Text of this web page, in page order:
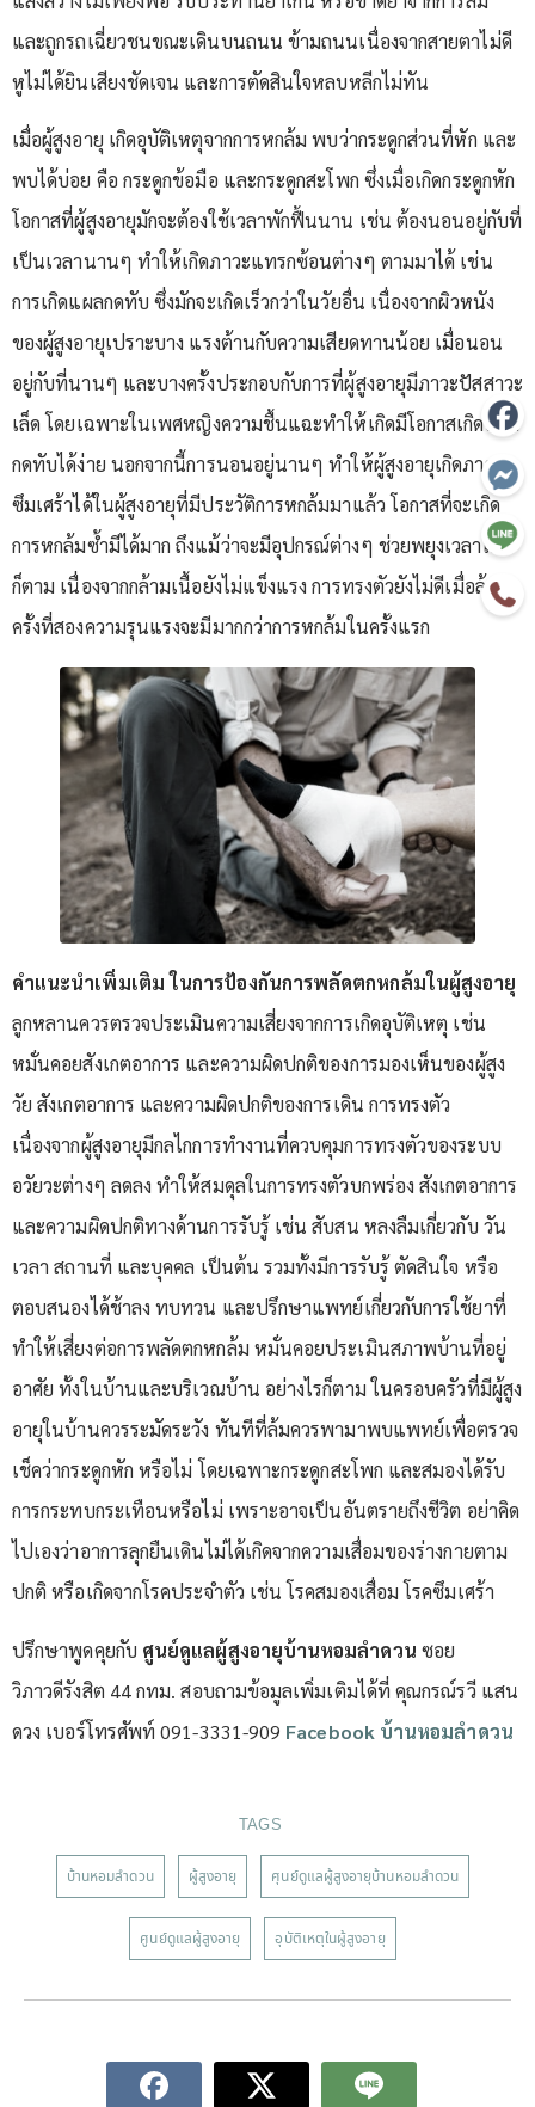
และถูกรถเฉี่ยวชนขณะเดินบนถนน ข้ามถนนเนื่องจากสายตาไม่ดี
หูไม่ได้ยินเสียงชัดเจน และการตัดสินใจหลบหลีกไม่ทัน
เมื่อผู้สูงอายุ เกิดอุบัติเหตุจากการหกล้ม พบว่ากระดูกส่วนที่หัก และ
พบได้บ่อย คือ กระดูกข้อมือ และกระดูกสะโพก ซึ่งเมื่อเกิดกระดูกหัก
โอกาสที่ผู้สูงอายุมักจะต้องใช้เวลาพักฟื้นนาน เช่น ต้องนอนอยู่กับที่
เป็นเวลานานๆ ทำให้เกิดภาวะแทรกซ้อนต่างๆ ตามมาได้ เช่น
การเกิดแผลกดทับ ซึ่งมักจะเกิดเร็วกว่าในวัยอื่น เนื่องจากผิวหนัง
ของผู้สูงอายุเปราะบาง แรงต้านกับความเสียดทานน้อย เมื่อนอน
อยู่กับที่นานๆ และบางครั้งประกอบกับการที่ผู้สูงอายุมีภาวะปัสสาวะ
เล็ด โดยเฉพาะในเพศหญิงความชื้นแฉะทำให้เกิดมีโอกาสเกิดแผล
กดทับได้ง่าย นอกจากนี้การนอนอยู่นานๆ ทำให้ผู้สูงอายุเกิดภาวะ
ซึมเศร้าได้ในผู้สูงอายุที่มีประวัติการหกล้มมาแล้ว โอกาสที่จะเกิด
การหกล้มซ้ำมีได้มาก ถึงแม้ว่าจะมีอุปกรณ์ต่างๆ ช่วยพยุงเวลาเดิน
ก็ตาม เนื่องจากกล้ามเนื้อยังไม่แข็งแรง การทรงตัวยังไม่ดีเมื่อล้ม
ครั้งที่สองความรุนแรงจะมีมากกว่าการหกล้มในครั้งแรก
คำแนะนำเพิ่มเติม ในการป้องกันการพลัดตกหกล้มในผู้สูงอายุ
ลูกหลานควรตรวจประเมินความเสี่ยงจากการเกิดอุบัติเหตุ เช่น
หมั่นคอยสังเกตอาการ และความผิดปกติของการมองเห็นของผู้สูง
วัย สังเกตอาการ และความผิดปกติของการเดิน การทรงตัว
เนื่องจากผู้สูงอายุมีกลไกการทำงานที่ควบคุมการทรงตัวของระบบ
อวัยวะต่างๆ ลดลง ทำให้สมดุลในการทรงตัวบกพร่อง สังเกตอาการ
และความผิดปกติทางด้านการรับรู้ เช่น สับสน หลงลืมเกี่ยวกับ วัน
เวลา สถานที่ และบุคคล เป็นต้น รวมทั้งมีการรับรู้ ตัดสินใจ หรือ
ตอบสนองได้ช้าลง ทบทวน และปรึกษาแพทย์เกี่ยวกับการใช้ยาที่
ทำให้เสี่ยงต่อการพลัดตกหกล้ม หมั่นคอยประเมินสภาพบ้านที่อยู่
อาศัย ทั้งในบ้านและบริเวณบ้าน อย่างไรก็ตาม ในครอบครัวที่มีผู้สูง
อายุในบ้านควรระมัดระวัง ทันทีที่ล้มควรพามาพบแพทย์เพื่อตรวจ
เช็คว่ากระดูกหัก หรือไม่ โดยเฉพาะกระดูกสะโพก และสมองได้รับ
การกระทบกระเทือนหรือไม่ เพราะอาจเป็นอันตรายถึงชีวิต อย่าคิด
ไปเองว่าอาการลุกยืนเดินไม่ได้เกิดจากความเสื่อมของร่างกายตาม
ปกติ หรือเกิดจากโรคประจำตัว เช่น โรคสมองเสื่อม โรคซึมเศร้า
ปรึกษาพูดคุยกับ ศูนย์ดูแลผู้สูงอายุบ้านหอมลำดวน ซอย
วิภาวดีรังสิต 44 กทม. สอบถามข้อมูลเพิ่มเติมได้ที่ คุณกรณ์รวี แสน
ดวง เบอร์โทรศัพท์ 091-3331-909 Facebook บ้านหอมลำดวน
TAGS
บ้านหอมลำดวน ผู้สูงอายุ ศุนย์ดูแลผู้สูงอายุบ้านหอมลำดวน
ศูนย์ดูแลผู้สูงอายุ อุบัติเหตุในผู้สูงอายุ